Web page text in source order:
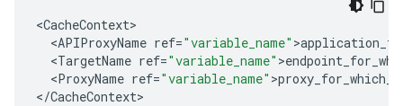
<CacheContext
<APIProxyName ref="variable_name" >
<TargetName ref="variable_name" >
<ProxyName ref="variable_name" >
</CacheContext>